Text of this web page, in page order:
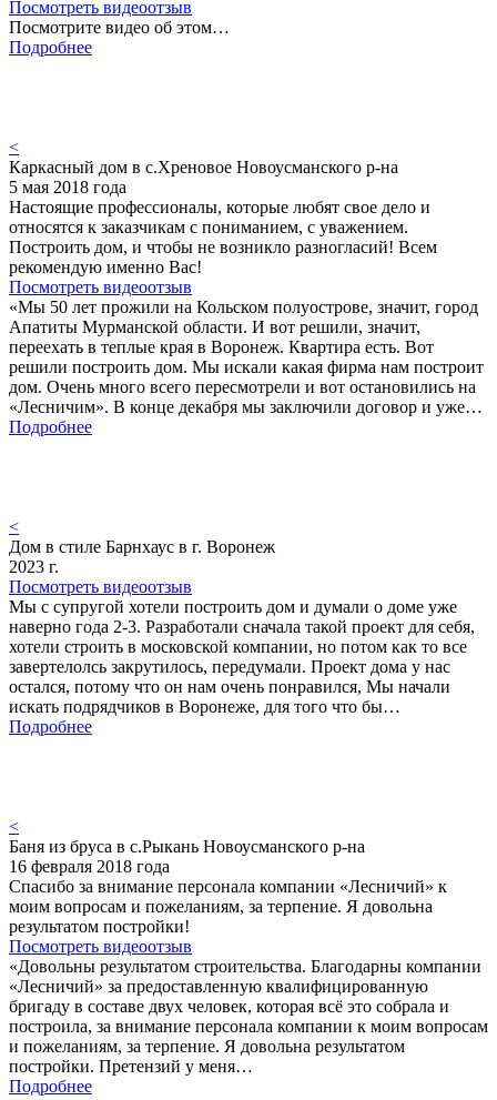
Посмотреть видеоотзыв
Посмотрите видео об этом…
Подробнее
<
Каркасный дом в с.Хреновое Новоусманского р-на
5 мая 2018 года
Настоящие профессионалы, которые любят свое дело и
относятся к заказчикам с пониманием, с уважением.
Построить дом, и чтобы не возникло разногласий! Всем
рекомендую именно Вас!
Посмотреть видеоотзыв
«Мы 50 лет прожили на Кольском полуострове, значит, город
Апатиты Мурманской области. И вот решили, значит,
переехать в теплые края в Воронеж. Квартира есть. Вот
решили построить дом. Мы искали какая фирма нам построит
дом. Очень много всего пересмотрели и вот остановились на
«Лесничим». В конце декабря мы заключили договор и уже…
Подробнее
<
Дом в стиле Барнхаус в г. Воронеж
2023 г.
Посмотреть видеоотзыв
Мы с супругой хотели построить дом и думали о доме уже
наверно года 2-3. Разработали сначала такой проект для себя,
хотели строить в московской компании, но потом как то все
завертелолсь закрутилось, передумали. Проект дома у нас
остался, потому что он нам очень понравился, Мы начали
искать подрядчиков в Воронеже, для того что бы…
Подробнее
<
Баня из бруса в с.Рыкань Новоусманского р-на
16 февраля 2018 года
Спасибо за внимание персонала компании «Лесничий» к
моим вопросам и пожеланиям, за терпение. Я довольна
результатом постройки!
Посмотреть видеоотзыв
«Довольны результатом строительства. Благодарны компании
«Лесничий» за предоставленную квалифицированную
бригаду в составе двух человек, которая всё это собрала и
построила, за внимание персонала компании к моим вопросам
и пожеланиям, за терпение. Я довольна результатом
постройки. Претензий у меня…
Подробнее